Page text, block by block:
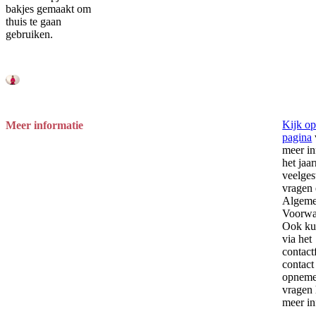
bakjes gemaakt om
thuis te gaan
gebruiken.
Meer informatie
Kijk
pagina
meer
het
vragen
Ook
via het
vragen
meer